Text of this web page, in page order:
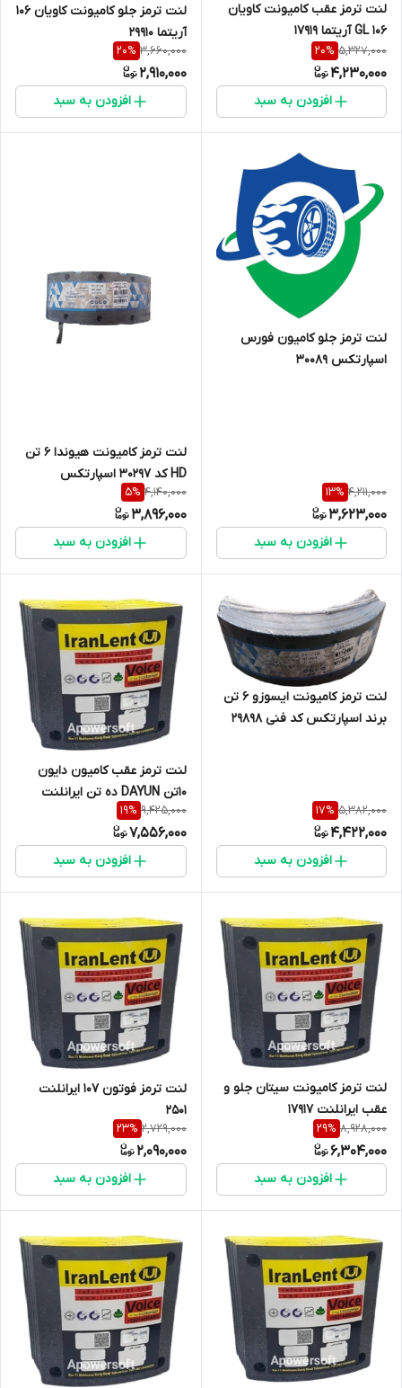
لنت ترمز عقب کامیونت کاویان
106 GL آریتما 17919
5,327,000
20%
4,230,000
افزودن به سبد
لنت ترمز جلو کامیونت کاویان 106
آریتما 29910
3,660,000
20%
2,910,000
افزودن به سبد
لنت ترمز جلو کامیون فورس
اسپارتکس 30089
4,211,000
13%
3,623,000
افزودن به سبد
لنت ترمز کامیونت هیوندا 6 تن
HD کد 30297 اسپارتکس
4,140,000
5%
3,896,000
افزودن به سبد
لنت ترمز کامیونت ایسوزو 6 تن
برند اسپارتکس کد فنی 29898
5,382,000
17%
4,422,000
افزودن به سبد
لنت ترمز عقب کامیون دایون
10تن DAYUN ده تن ایرانلنت
9,425,000
19%
7,556,000
افزودن به سبد
لنت ترمز کامیونت سیتان جلو و
عقب ایرانلنت 17917
8,928,000
29%
6,304,000
افزودن به سبد
لنت ترمز فوتون 107 ایرانلنت
2501
2,729,000
23%
2,090,000
افزودن به سبد